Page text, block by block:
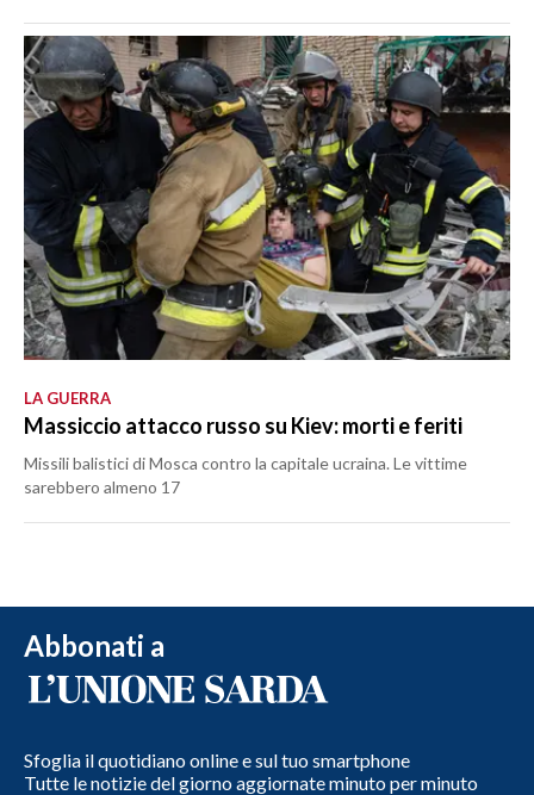
LA GUERRA
Massiccio attacco russo su Kiev: morti e feriti
Missili balistici di Mosca contro la capitale ucraina. Le vittime
sarebbero almeno 17
Abbonati a
Sfoglia il quotidiano online e sul tuo smartphone
Tutte le notizie del giorno aggiornate minuto per minuto